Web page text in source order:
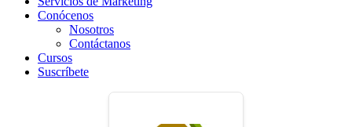
Conócenos
Nosotros
Contáctanos
Cursos
Suscríbete